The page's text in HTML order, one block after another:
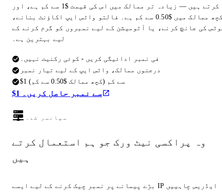
کرتے ہیں — زیادہ تر ممالک میں اس کی قیمت $1 سے کم ہے، اور
کچھ ممالک میں $0.50 سے کم ہے۔ فالتو واٹس ایپ اکاؤنٹ بنانے،
کی جانچ کرنے، یا آٹومیشن کے لیے نمبروں کو گرم کرنے کے
لیے بہترین ہے۔
فی نمبر ادائیگی کریں - کوئی رکنیت نہیں۔
درجنوں ممالک، واٹس ایپ کے لیے تیار نمبر
$1 سے کم (کچھ ممالک $0.50 سے کم)
$1 سے نمبر حاصل کریں۔
سپانسر شدہ
وہ پراکسی نیٹ ورک جو ہم استعمال کرتے
ہیں
بڑے پیمانے پر نمبر چیک کرنے کے لیے ایسے IP ایڈریس چاہییں